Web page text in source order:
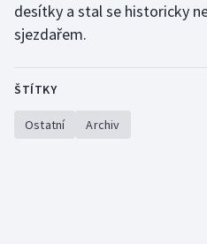
desítky a stal se historicky
sjezdařem.
ŠTÍTKY
Ostatní Archiv